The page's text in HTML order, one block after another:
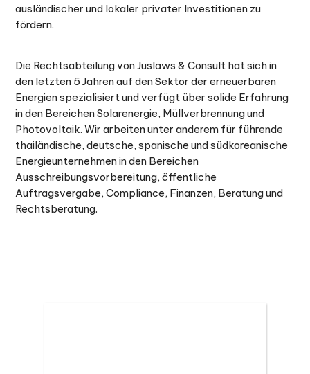
ausländischer und lokaler privater Investitionen zu
fördern.
Die Rechtsabteilung von Juslaws & Consult hat sich in
den letzten 5 Jahren auf den Sektor der erneuerbaren
Energien spezialisiert und verfügt über solide Erfahrung
in den Bereichen Solarenergie, Müllverbrennung und
Photovoltaik. Wir arbeiten unter anderem für führende
thailändische, deutsche, spanische und südkoreanische
Energieunternehmen in den Bereichen
Ausschreibungsvorbereitung, öffentliche
Auftragsvergabe, Compliance, Finanzen, Beratung und
Rechtsberatung.